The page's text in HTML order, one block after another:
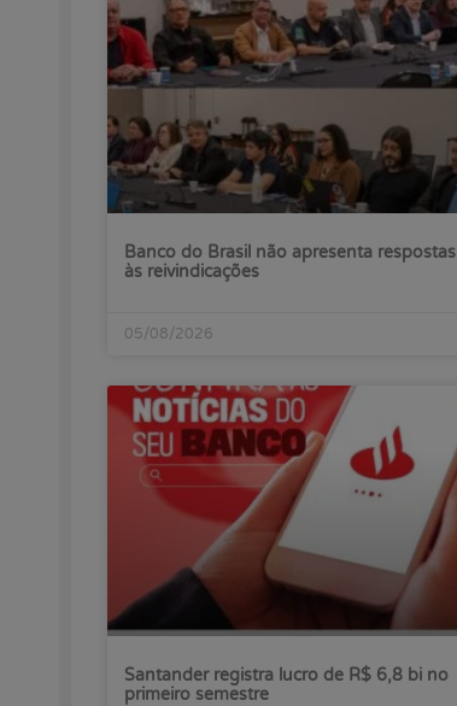
Banco do Brasil não apresenta respostas
às reivindicações
05/08/2026
Santander registra lucro de R$ 6,8 bi no
primeiro semestre